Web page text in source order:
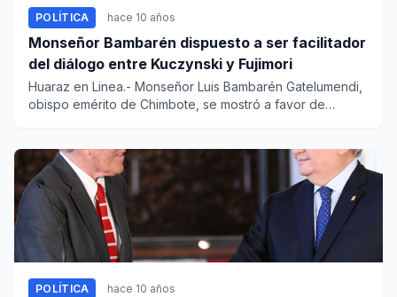
POLÍTICA hace 10 años
Monseñor Bambarén dispuesto a ser facilitador
del diálogo entre Kuczynski y Fujimori
Huaraz en Linea.- Monseñor Luis Bambarén Gatelumendi,
obispo emérito de Chimbote, se mostró a favor de
POLÍTICA hace 10 años